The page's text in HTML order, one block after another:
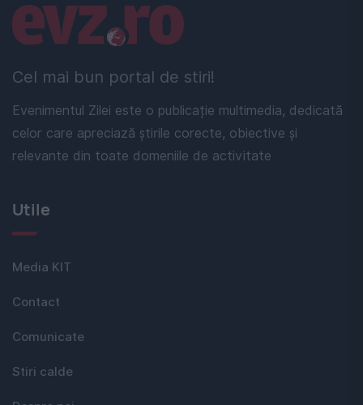
Cel mai bun portal de stiri!
Evenimentul Zilei este o publicație multimedia, dedicată
celor care apreciază știrile corecte, obiective și
relevante din toate domeniile de activitate
Linkuri utile
Utile
Media KIT
Contact
Comunicate
Stiri calde